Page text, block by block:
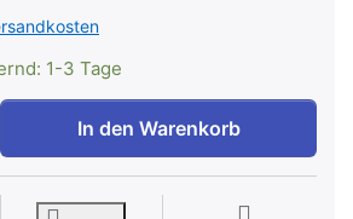
1-3 Tage
Katzenattitüde Verschluss TAGLO-
In den Warenkorb